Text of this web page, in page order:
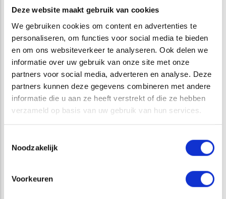
Deze website maakt gebruik van cookies
We gebruiken cookies om content en advertenties te
personaliseren, om functies voor social media te bieden
en om ons websiteverkeer te analyseren. Ook delen we
informatie over uw gebruik van onze site met onze
partners voor social media, adverteren en analyse. Deze
partners kunnen deze gegevens combineren met andere
informatie die u aan ze heeft verstrekt of die ze hebben
verzameld op basis van uw gebruik van hun services.
Noodzakelijk
Voorkeuren
CATEGORIE
TERRESTRISCHE ECOLOGIE